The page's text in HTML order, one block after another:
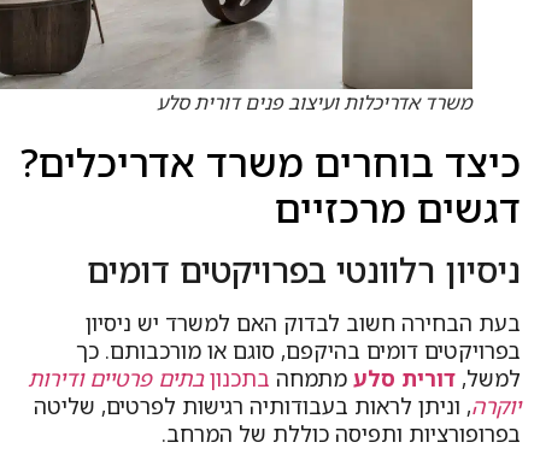
משרד אדריכלות ועיצוב פנים דורית סלע
בוחרים משרד אדריכלים?
מרכזיים
רלוונטי בפרויקטים דומים
הבחירה חשוב לבדוק האם למשרד יש ניסיון
דומים בהיקפם, סוגם או מורכבותם. כך
דורית סלעמתמחהבתכנוןבתים פרטיים ודירות
, וניתן לראות בעבודותיה רגישות לפרטים, שליטה
ותפיסה כוללת של המרחב.